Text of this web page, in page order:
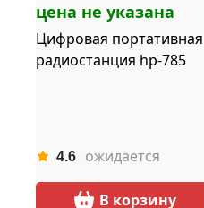
цена не указана
Цифровая портативная
радиостанция hp-785
4.6 ожидается
В корзину